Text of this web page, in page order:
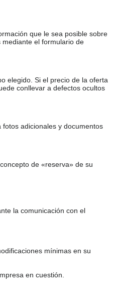
que le sea posible sobre
el formulario de
elegido. Si el precio de la oferta
conllevar a defectos ocultos
adicionales y documentos
de «reserva» de su
la comunicación con el
mínimas en su
en cuestión.